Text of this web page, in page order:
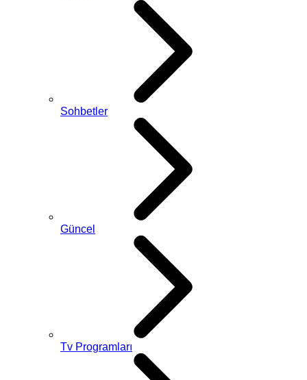
Sohbetler
Güncel
Tv Programları